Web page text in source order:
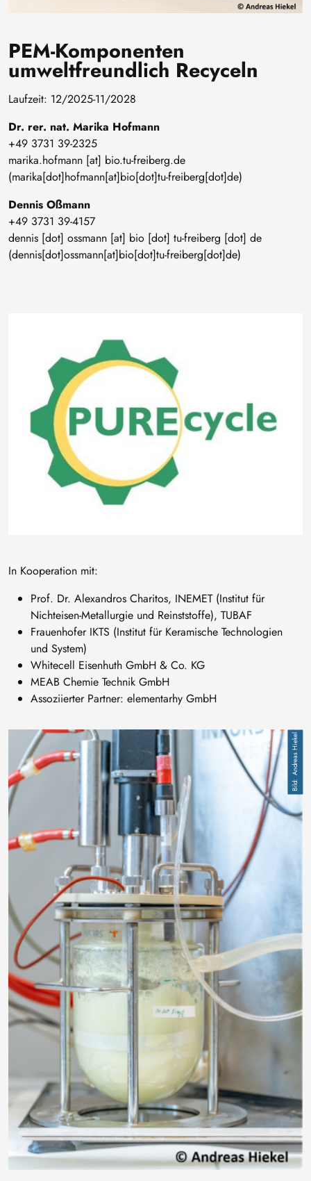
PEM-Komponenten
umweltfreundlich Recyceln
Laufzeit: 12/2025-11/2028
Dr. rer. nat. Marika Hofmann
+49 3731 39-2325
marika.hofmann [at] bio.tu-freiberg.de
(marika[dot]hofmann[at]bio[dot]tu-freiberg[dot]de)
Dennis Oßmann
+49 3731 39-4157
dennis [dot] ossmann [at] bio [dot] tu-freiberg [dot] de
(dennis[dot]ossmann[at]bio[dot]tu-freiberg[dot]de)
In Kooperation mit:
Prof. Dr. Alexandros Charitos, INEMET (Institut für
Nichteisen-Metallurgie und Reinststoffe), TUBAF
Frauenhofer IKTS (Institut für Keramische Technologien
und System)
Whitecell Eisenhuth GmbH & Co. KG
MEAB Chemie Technik GmbH
Assoziierter Partner: elementarhy GmbH
Andreas Hiekel